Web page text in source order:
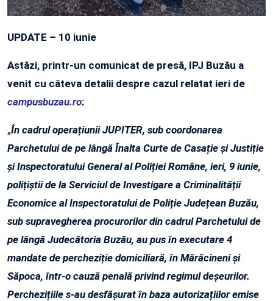
UPDATE – 10 iunie
Astăzi, printr-un comunicat de presă, IPJ Buzău a
venit cu câteva detalii despre cazul relatat ieri de
campusbuzau.ro:
„În cadrul operațiunii JUPITER, sub coordonarea
Parchetului de pe lângă Înalta Curte de Casație și Justiție
și Inspectoratului General al Poliției Române, ieri, 9 iunie,
polițiștii de la Serviciul de Investigare a Criminalității
Economice al Inspectoratului de Poliție Județean Buzău,
sub supravegherea procurorilor din cadrul Parchetului de
pe lângă Judecătoria Buzău, au pus în executare 4
mandate de percheziție domiciliară, în Mărăcineni și
Săpoca, într-o cauză penală privind regimul deșeurilor.
Perchezițiile s-au desfășurat în baza autorizațiilor emise